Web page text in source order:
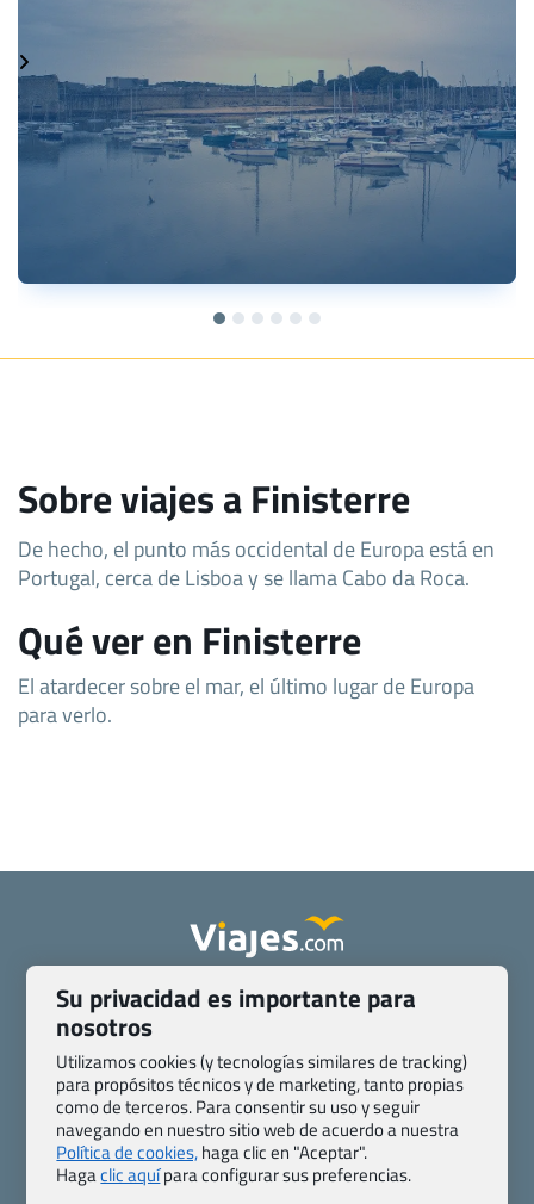
Sobre viajes a Finisterre
De hecho, el punto más occidental de Europa está en
Portugal, cerca de Lisboa y se llama Cabo da Roca.
Qué ver en Finisterre
El atardecer sobre el mar, el último lugar de Europa
para verlo.
Quienes somos
Contacto
Pasaporte, Visado, Salud y otras disposiciones específicas
Blog de Viajes.com
Registro de agencias
Preguntas frecuentes
Condiciones generales
Política de privacidad y cookies
Transparencia
Todas las páginas – sitemap
Viajes.com
Su privacidad es importante para
nosotros
Utilizamos cookies (y tecnologías similares de tracking)
para propósitos técnicos y de marketing, tanto propias
como de terceros. Para consentir su uso y seguir
navegando en nuestro sitio web de acuerdo a nuestra
Política de cookies,haga clic en "Aceptar".
Hagaclic aquípara configurar sus preferencias.